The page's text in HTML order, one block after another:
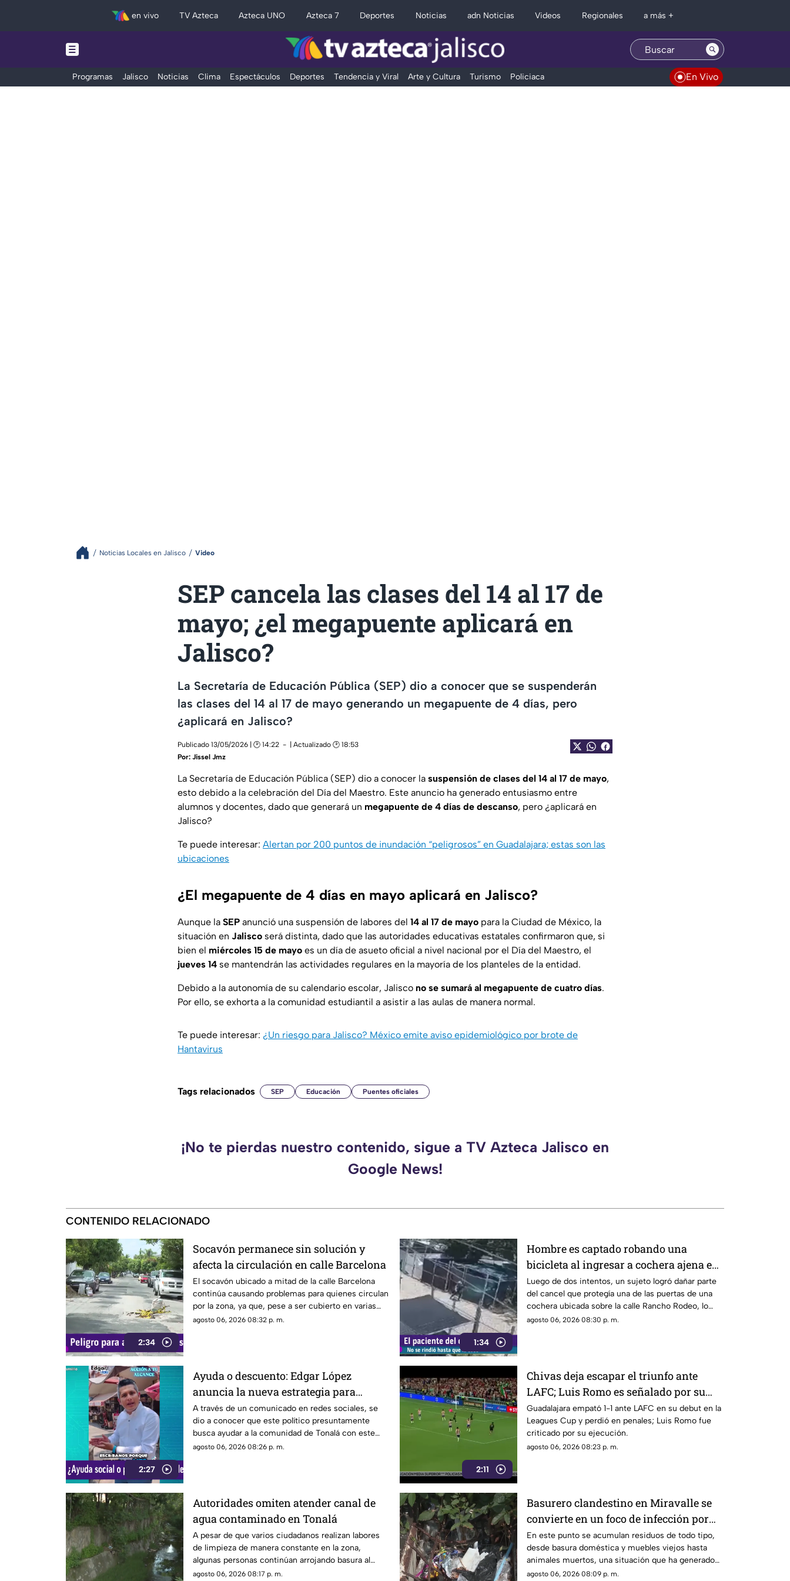
en vivo TV Azteca Azteca UNO Azteca 7 Deportes Noticias adn Noticias Videos Regionales a más +
Programas Jalisco Noticias Clima Espectáculos Deportes Tendencia y Viral Arte y Cultura Turismo Policiaca En Vivo
Noticias Locales en Jalisco Video
SEP cancela las clases del 14 al 17 de
mayo; ¿el megapuente aplicará en
Jalisco?
La Secretaría de Educación Pública (SEP) dio a conocer que se suspenderán
las clases del 14 al 17 de mayo generando un megapuente de 4 días, pero
¿aplicará en Jalisco?
Publicado 13/05/2026 | 🕑 14:22
| Actualizado 🕑 18:53
Por: Jissel Jmz
La Secretaría de Educación Pública (SEP) dio a conocer la suspensión de clases del 14 al 17 de mayo,
esto debido a la celebración del Día del Maestro. Este anuncio ha generado entusiasmo entre
alumnos y docentes, dado que generará un megapuente de 4 días de descanso, pero ¿aplicará en
Jalisco?
Te puede interesar: Alertan por 200 puntos de inundación “peligrosos” en Guadalajara; estas son las
ubicaciones
¿El megapuente de 4 días en mayo aplicará en Jalisco?
Aunque la SEP anunció una suspensión de labores del 14 al 17 de mayo para la Ciudad de México, la
situación en Jalisco será distinta, dado que las autoridades educativas estatales confirmaron que, si
bien el miércoles 15 de mayo es un día de asueto oficial a nivel nacional por el Día del Maestro, el
jueves 14 se mantendrán las actividades regulares en la mayoría de los planteles de la entidad.
Debido a la autonomía de su calendario escolar, Jalisco no se sumará al megapuente de cuatro días.
Por ello, se exhorta a la comunidad estudiantil a asistir a las aulas de manera normal.
Te puede interesar: ¿Un riesgo para Jalisco? México emite aviso epidemiológico por brote de
Hantavirus
Tags relacionados SEP Educación Puentes oficiales
¡No te pierdas nuestro contenido, sigue a TV Azteca Jalisco en
Google News!
CONTENIDO RELACIONADO
2:34
Socavón permanece sin solución y
afecta la circulación en calle Barcelona
El socavón ubicado a mitad de la calle Barcelona
continúa causando problemas para quienes circulan
por la zona, ya que, pese a ser cubierto en varias
ocasiones, vuelve a aparecer con el paso del
agosto 06, 2026 08:32 p. m.
1:34
Hombre es captado robando una
bicicleta al ingresar a cochera ajena en
calle Rancho Rodeo
Luego de dos intentos, un sujeto logró dañar parte
del cancel que protegía una de las puertas de una
cochera ubicada sobre la calle Rancho Rodeo, lo
que le permitió ingresar al inmueble.
agosto 06, 2026 08:30 p. m.
2:27
Ayuda o descuento: Edgar López
anuncia la nueva estrategia para
ayudar algunas familias
A través de un comunicado en redes sociales, se
dio a conocer que este político presuntamente
busca ayudar a la comunidad de Tonalá con este
descuento.
agosto 06, 2026 08:26 p. m.
2:11
Chivas deja escapar el triunfo ante
LAFC; Luis Romo es señalado por su
cobro en penales
Guadalajara empató 1-1 ante LAFC en su debut en la
Leagues Cup y perdió en penales; Luis Romo fue
criticado por su ejecución.
agosto 06, 2026 08:23 p. m.
Autoridades omiten atender canal de
agua contaminado en Tonalá
A pesar de que varios ciudadanos realizan labores
de limpieza de manera constante en la zona,
algunas personas continúan arrojando basura al
canal de agua, provocando acumulación de
agosto 06, 2026 08:17 p. m.
Basurero clandestino en Miravalle se
convierte en un foco de infección por
acumulación de residuos.
En este punto se acumulan residuos de todo tipo,
desde basura doméstica y muebles viejos hasta
animales muertos, una situación que ha generado
molestias entre los vecinos, quienes exigen una
agosto 06, 2026 08:09 p. m.